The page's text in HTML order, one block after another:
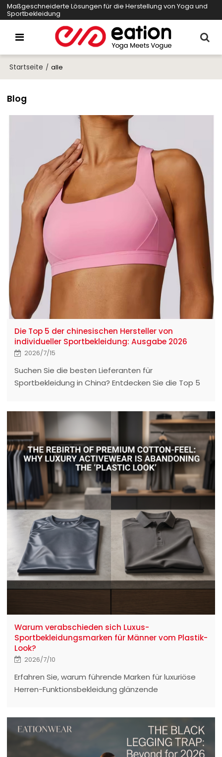
Maßgeschneiderte Lösungen für die Herstellung von Yoga und
Sportbekleidung
Startseite / alle
Blog
Die Top 5 der chinesischen Hersteller von
individueller Sportbekleidung: Ausgabe 2026
2026/7/15
Suchen Sie die besten Lieferanten für
Sportbekleidung in China? Entdecken Sie die Top 5
Stoffen und umweltzertifizierter Qualität.
Warum verabschieden sich Luxus-
Sportbekleidungsmarken für Männer vom Plastik-
Look?
2026/7/10
Erfahren Sie, warum führende Marken für luxuriöse
Herren-Funktionsbekleidung glänzende
Fertigungstechnologien kennen, die diesen Trend
antreiben.